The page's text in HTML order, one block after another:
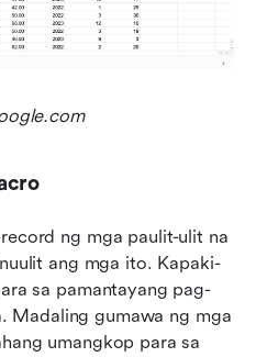
ng mga paulit-ulit na
ang mga ito. Kapaki-
sa pamantayang pag-
Madaling gumawa ng mga
umangkop para sa